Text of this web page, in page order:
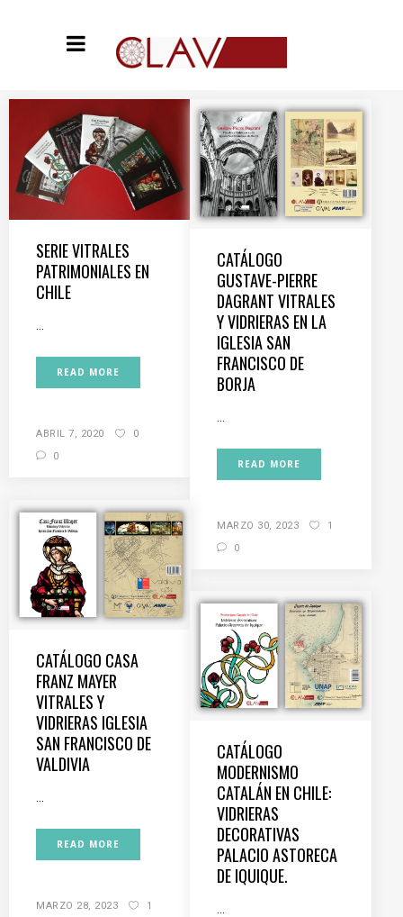
SERIE VITRALES
PATRIMONIALES EN
CHILE
...
READ MORE
ABRIL 7, 2020
0
0
CATÁLOGO
GUSTAVE-PIERRE
DAGRANT VITRALES
Y VIDRIERAS EN LA
IGLESIA SAN
FRANCISCO DE
BORJA
READ MORE
MARZO 30, 2023
1
0
CATÁLOGO CASA
FRANZ MAYER
VITRALES Y
VIDRIERAS IGLESIA
SAN FRANCISCO DE
VALDIVIA
READ MORE
MARZO 28, 2023
1
CATÁLOGO
MODERNISMO
CATALÁN EN CHILE:
VIDRIERAS
DECORATIVAS
PALACIO ASTORECA
DE IQUIQUE.